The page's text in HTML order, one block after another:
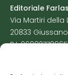
Editoriale
Via Martiri della
20833
P.I. 06982770965